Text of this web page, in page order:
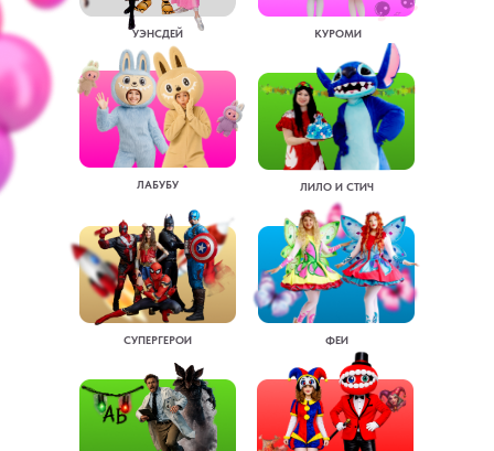
ЛИЛО И СТИЧ
ФЕИ
СУПЕРГЕРОИ
ЛАБУБУ
УЭНСДЕЙ КУРОМИ